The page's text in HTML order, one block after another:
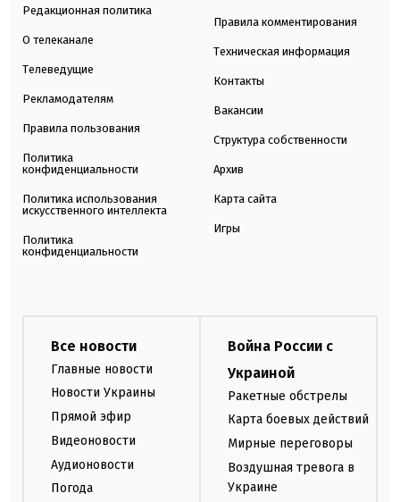
Редакционная политика
О телеканале
Телеведущие
Рекламодателям
Правила пользования
Политика
конфиденциальности
Политика использования
искусственного интеллекта
Политика
конфиденциальности
Правила комментирования
Техническая информация
Контакты
Вакансии
Структура собственности
Архив
Карта сайта
Игры
Все новости
Главные новости
Новости Украины
Прямой эфир
Видеоновости
Аудионовости
Погода
Война России с
Украиной
Ракетные обстрелы
Карта боевых действий
Мирные переговоры
Воздушная тревога в
Украине